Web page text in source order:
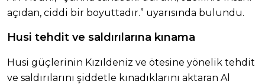
açıdan, ciddi bir boyuttadır.” uyarısında bulundu.
Husi tehdit ve saldırılarına kınama
Husi güçlerinin Kızıldeniz ve ötesine yönelik tehdit
ve saldırılarını şiddetle kınadıklarını aktaran Al